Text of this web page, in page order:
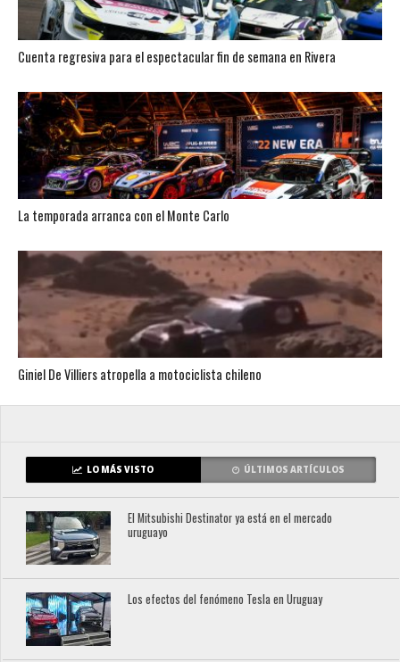
Cuenta regresiva para el espectacular fin de semana en Rivera
La temporada arranca con el Monte Carlo
Giniel De Villiers atropella a motociclista chileno
LO MÁS VISTO ÚLTIMOS ARTÍCULOS
El Mitsubishi Destinator ya está en el mercado
uruguayo
Los efectos del fenómeno Tesla en Uruguay